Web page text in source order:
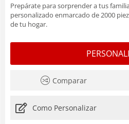
Prepárate para sorprender a tus
personalizado enmarcado de 2000
de tu hogar.
Comparar
Como Personalizar